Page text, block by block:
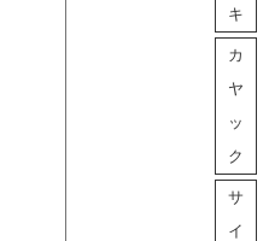
キ
カ
ヤ
ッ
ク
サ
イ